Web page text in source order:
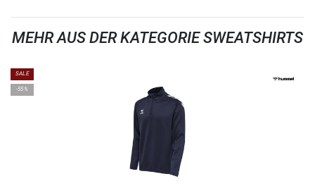
MEHR AUS DER KATEGORIE SWEATSHIRTS
SALE
-55%